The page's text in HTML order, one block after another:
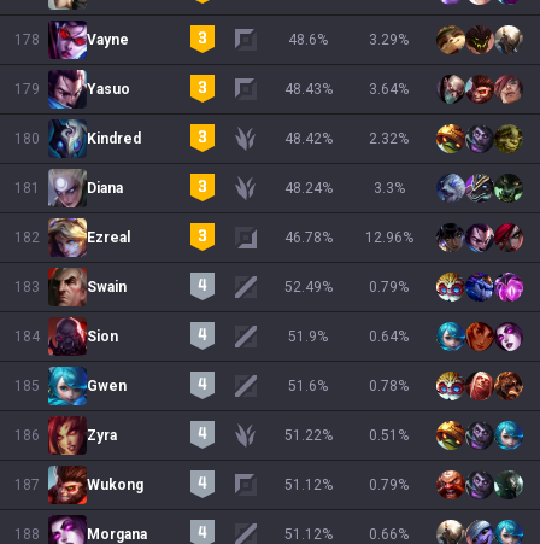
178 Vayne 48.6% 3.29%
179 Yasuo 48.43% 3.64%
180 Kindred 48.42% 2.32%
181 Diana 48.24% 3.3%
182 Ezreal 46.78% 12.96%
183 Swain 52.49% 0.79%
184 Sion 51.9% 0.64%
185 Gwen 51.6% 0.78%
186 Zyra 51.22% 0.51 %
187 Wukong 51.12% 0.79%
188 Morgana 51.12% 0.66%